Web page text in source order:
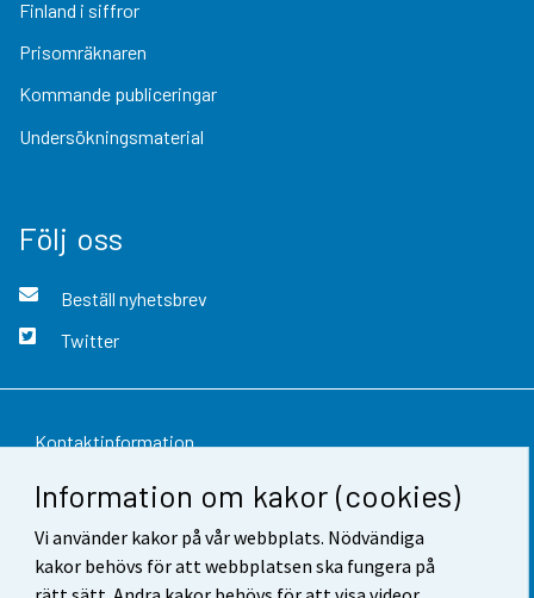
Information om kakor (cookies)
Vi använder kakor på vår webbplats. Nödvändiga
kakor behövs för att webbplatsen ska fungera på
Finland i siffror
Prisomräknaren
Kommande publiceringar
Undersökningsmaterial
Följ oss
Beställ nyhetsbrev
Twitter
Kontaktinformation
Respons
Användarvillkor
Dataskydd